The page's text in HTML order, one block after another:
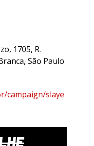
1705, R.
São Paulo
campaign/slaye